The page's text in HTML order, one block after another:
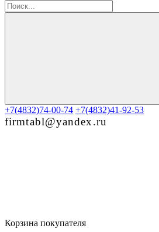
+7(4832)74-00-74 +7(4832)41-92-53
firmtabl@yandex.ru
Корзина покупателя